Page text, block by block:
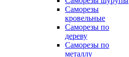
Саморезы
кровельные
Саморезы по
дереву
Саморезы по
металлу